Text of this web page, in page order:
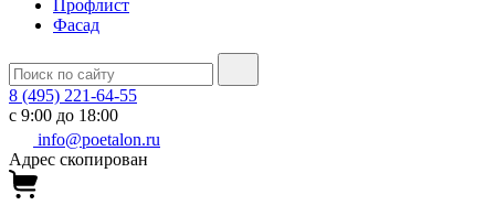
Профлист
Фасад
8 (495) 221-64-55
с 9:00 до 18:00
info@poetalon.ru
Адрес скопирован